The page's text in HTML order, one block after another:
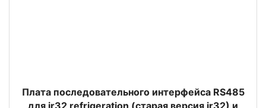
Плата последовательного интерфейса RS485
для ir32 refrigeration (старая версия ir32) и